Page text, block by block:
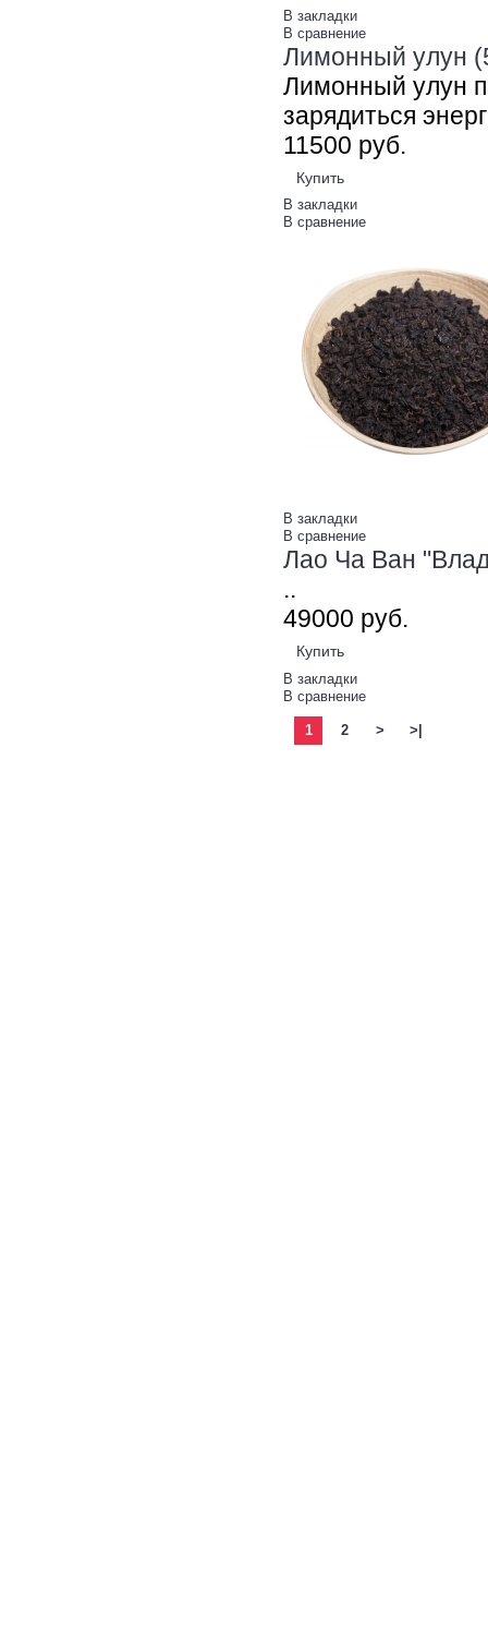
В закладки
В сравнение
Лимонный улун
Лимонный улун
зарядиться
11500 руб.
Купить
В закладки
В сравнение
В закладки
В сравнение
Лао Ча Ван
..
49000 руб.
Купить
В закладки
В сравнение
1 2 > >|